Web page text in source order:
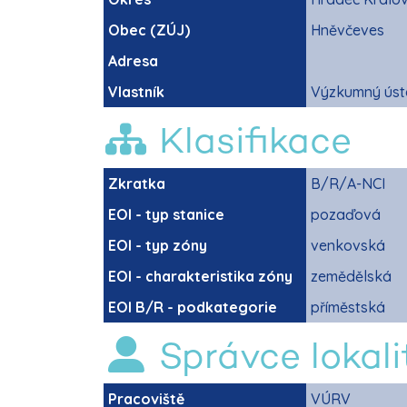
Obec (ZÚJ)
Hněvčeves
Adresa
Vlastník
Výzkumný
Klasifikace
Zkratka
B/R/A-NCI
EOI - typ stanice
pozaďová
EOI - typ zóny
venkovská
EOI - charakteristika zóny
zemědělská
EOI B/R - podkategorie
příměstská
Správce
Pracoviště
VÚRV